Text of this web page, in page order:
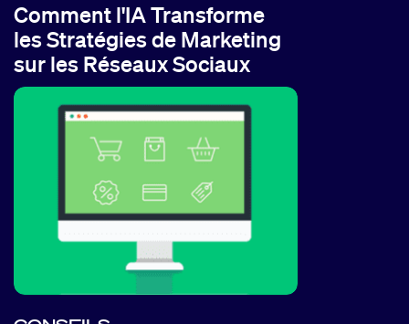
Comment l'IA Transforme
les Stratégies de Marketing
sur les Réseaux Sociaux